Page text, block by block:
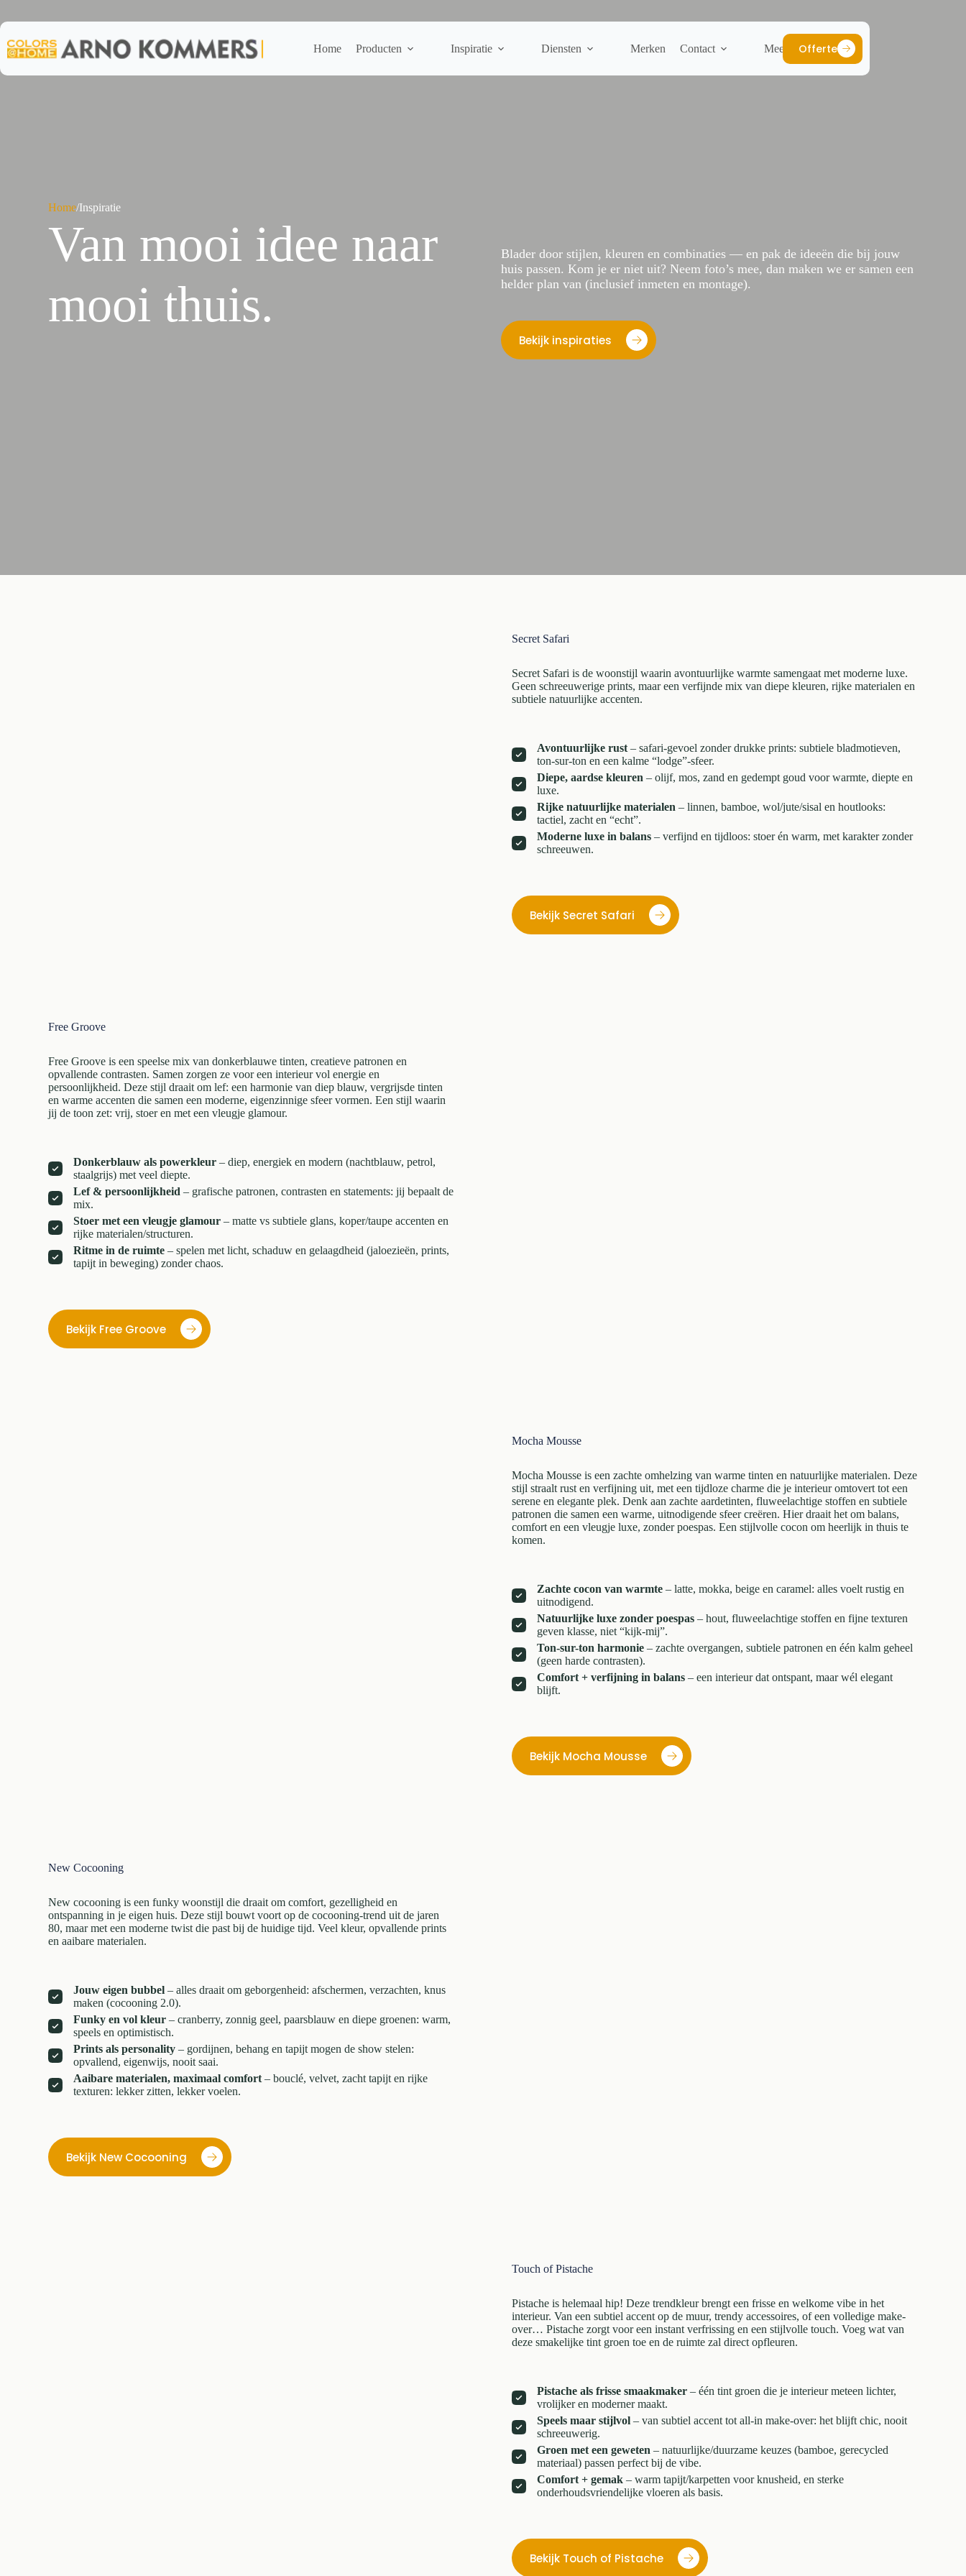
de
inhoud
Home Producten Inspiratie Diensten Merken Contact Meer Offerte
Home/Inspiratie
Van mooi idee naar
mooi thuis.
Blader door stijlen, kleuren en combinaties — en pak de ideeën die bij jouw
huis passen. Kom je er niet uit? Neem foto’s mee, dan maken we er samen een
helder plan van (inclusief inmeten en montage).
Bekijk inspiraties
Secret Safari
Secret Safari is de woonstijl waarin avontuurlijke warmte samengaat met moderne luxe.
Geen schreeuwerige prints, maar een verfijnde mix van diepe kleuren, rijke materialen en
subtiele natuurlijke accenten.
Avontuurlijke rust – safari-gevoel zonder drukke prints: subtiele bladmotieven,
ton-sur-ton en een kalme “lodge”-sfeer.
Diepe, aardse kleuren – olijf, mos, zand en gedempt goud voor warmte, diepte en
luxe.
Rijke natuurlijke materialen – linnen, bamboe, wol/jute/sisal en houtlooks:
tactiel, zacht en “echt”.
Moderne luxe in balans – verfijnd en tijdloos: stoer én warm, met karakter zonder
schreeuwen.
Bekijk Secret Safari
Free Groove
Free Groove is een speelse mix van donkerblauwe tinten, creatieve patronen en
opvallende contrasten. Samen zorgen ze voor een interieur vol energie en
persoonlijkheid. Deze stijl draait om lef: een harmonie van diep blauw, vergrijsde tinten
en warme accenten die samen een moderne, eigenzinnige sfeer vormen. Een stijl waarin
jij de toon zet: vrij, stoer en met een vleugje glamour.
Donkerblauw als powerkleur – diep, energiek en modern (nachtblauw, petrol,
staalgrijs) met veel diepte.
Lef & persoonlijkheid – grafische patronen, contrasten en statements: jij bepaalt de
mix.
Stoer met een vleugje glamour – matte vs subtiele glans, koper/taupe accenten en
rijke materialen/structuren.
Ritme in de ruimte – spelen met licht, schaduw en gelaagdheid (jaloezieën, prints,
tapijt in beweging) zonder chaos.
Bekijk Free Groove
Mocha Mousse
Mocha Mousse is een zachte omhelzing van warme tinten en natuurlijke materialen. Deze
stijl straalt rust en verfijning uit, met een tijdloze charme die je interieur omtovert tot een
serene en elegante plek. Denk aan zachte aardetinten, fluweelachtige stoffen en subtiele
patronen die samen een warme, uitnodigende sfeer creëren. Hier draait het om balans,
comfort en een vleugje luxe, zonder poespas. Een stijlvolle cocon om heerlijk in thuis te
komen.
Zachte cocon van warmte – latte, mokka, beige en caramel: alles voelt rustig en
uitnodigend.
Natuurlijke luxe zonder poespas – hout, fluweelachtige stoffen en fijne texturen
geven klasse, niet “kijk-mij”.
Ton-sur-ton harmonie – zachte overgangen, subtiele patronen en één kalm geheel
(geen harde contrasten).
Comfort + verfijning in balans – een interieur dat ontspant, maar wél elegant
blijft.
Bekijk Mocha Mousse
New Cocooning
New cocooning is een funky woonstijl die draait om comfort, gezelligheid en
ontspanning in je eigen huis. Deze stijl bouwt voort op de cocooning-trend uit de jaren
80, maar met een moderne twist die past bij de huidige tijd. Veel kleur, opvallende prints
en aaibare materialen.
Jouw eigen bubbel – alles draait om geborgenheid: afschermen, verzachten, knus
maken (cocooning 2.0).
Funky en vol kleur – cranberry, zonnig geel, paarsblauw en diepe groenen: warm,
speels en optimistisch.
Prints als personality – gordijnen, behang en tapijt mogen de show stelen:
opvallend, eigenwijs, nooit saai.
Aaibare materialen, maximaal comfort – bouclé, velvet, zacht tapijt en rijke
texturen: lekker zitten, lekker voelen.
Bekijk New Cocooning
Touch of Pistache
Pistache is helemaal hip! Deze trendkleur brengt een frisse en welkome vibe in het
interieur. Van een subtiel accent op de muur, trendy accessoires, of een volledige make-
over… Pistache zorgt voor een instant verfrissing en een stijlvolle touch. Voeg wat van
deze smakelijke tint groen toe en de ruimte zal direct opfleuren.
Pistache als frisse smaakmaker – één tint groen die je interieur meteen lichter,
vrolijker en moderner maakt.
Speels maar stijlvol – van subtiel accent tot all-in make-over: het blijft chic, nooit
schreeuwerig.
Groen met een geweten – natuurlijke/duurzame keuzes (bamboe, gerecycled
materiaal) passen perfect bij de vibe.
Comfort + gemak – warm tapijt/karpetten voor knusheid, en sterke
onderhoudsvriendelijke vloeren als basis.
Bekijk Touch of Pistache